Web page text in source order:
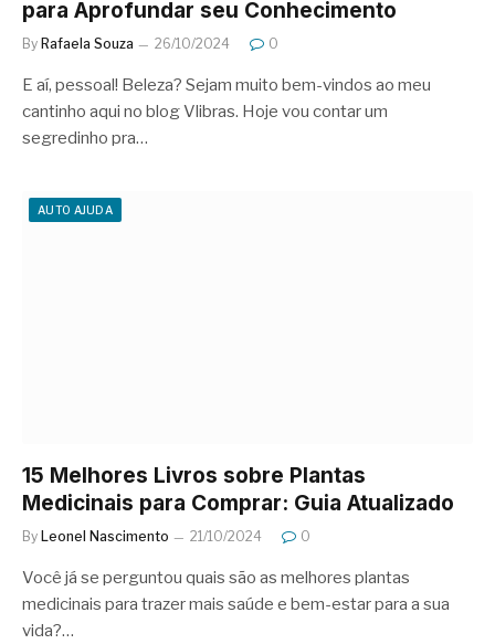
para Aprofundar seu Conhecimento
By Rafaela Souza 26/10/2024 0
E aí, pessoal! Beleza? Sejam muito bem-vindos ao meu
cantinho aqui no blog Vlibras. Hoje vou contar um
segredinho pra…
AUTO AJUDA
15 Melhores Livros sobre Plantas
Medicinais para Comprar: Guia Atualizado
By Leonel Nascimento 21/10/2024 0
Você já se perguntou quais são as melhores plantas
medicinais para trazer mais saúde e bem-estar para a sua
vida?…